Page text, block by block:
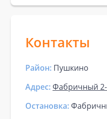
Контакты
Район: Пушкино
Адрес:Фабричный 2-
Остановка: